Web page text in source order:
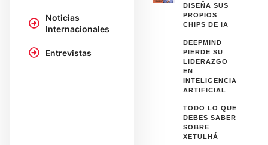
Noticias
Internacionales
Entrevistas
DISEÑA SUS
PROPIOS
CHIPS DE IA
DEEPMIND
PIERDE SU
LIDERAZGO
EN
INTELIGENCIA
ARTIFICIAL
TODO LO QUE
DEBES SABER
SOBRE
XETULHÁ